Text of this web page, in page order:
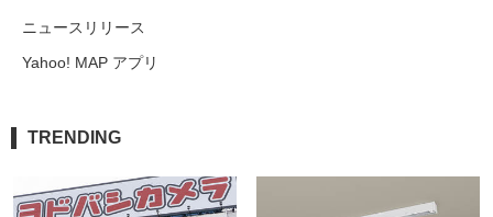
ニュースリリース
Yahoo! MAP アプリ
TRENDING